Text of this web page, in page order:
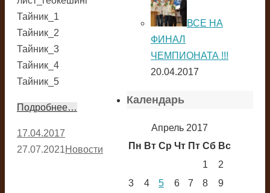
Тайник_1
Тайник_2
Тайник_3
Тайник_4
Тайник_5
Подробнее…
17.04.2017
27.07.2021Новости
ВСЕ НА
ФИНАЛ
ЧЕМПИОНАТА !!!
20.04.2017
Календарь
Апрель 2017
Пн Вт Ср Чт Пт Сб Вс
1
2
3
4 5 6 7 8
9